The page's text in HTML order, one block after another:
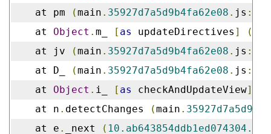
    at pm
(main . 35927d7a5d9b4fa62e08 . js :
    at
Object . m_ [ as updateDirectives ] (
    at jv
(main . 35927d7a5d9b4fa62e08 . js :
    at D_
(main . 35927d7a5d9b4fa62e08 . js :
    at
Object . i_ [ as checkAndUpdateView]
    at n
. detectChanges (main .
    at e
. _next ( 10.ab643854ddb1ed074304.js